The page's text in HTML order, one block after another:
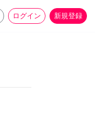
ログイン 新規登録